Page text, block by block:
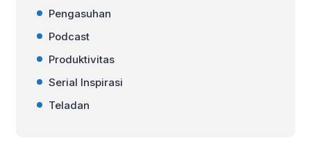
Pengasuhan
Podcast
Produktivitas
Serial Inspirasi
Teladan